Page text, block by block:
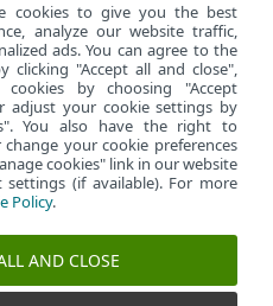
cookies to give you the best
analyze our website traffic,
ads. You can agree to the
clicking "Accept all and close",
cookies by choosing "Accept
adjust your cookie settings by
You also have the right to
your cookie preferences
cookies" link in our website
(if available). For more
Policy.
AND CLOSE